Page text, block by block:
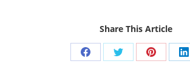
Share This Article
Share Share Share